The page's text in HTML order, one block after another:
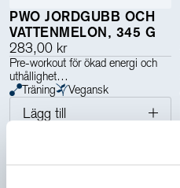
PWO JORDGUBB OCH
VATTENMELON, 345 G
283,00 kr
Pre-workout för ökad energi och
uthållighet
Träning
Vegansk
Lägg till